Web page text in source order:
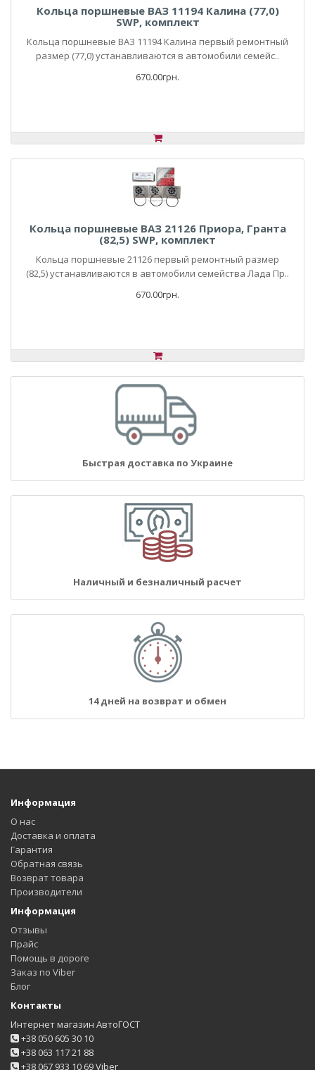
Кольца поршневые ВАЗ 11194 Калина (77,0)
SWP, комплект
Кольца поршневые ВАЗ 11194 Калина первый ремонтный
размер (77,0) устанавливаются в автомобили семейс..
670.00грн.
Кольца поршневые ВАЗ 21126 Приора, Гранта
(82,5) SWP, комплект
Кольца поршневые 21126 первый ремонтный размер
(82,5) устанавливаются в автомобили семейства Лада Пр..
670.00грн.
Быстрая доставка по Украине
Наличный и безналичный расчет
14 дней на возврат и обмен
Информация
О нас
Доставка и оплата
Гарантия
Обратная связь
Возврат товара
Производители
Информация
Отзывы
Прайс
Помощь в дороге
Заказ по Viber
Блог
Контакты
Интернет магазин АвтоГОСТ
+38 050 605 30 10
+38 063 117 21 88
+38 067 933 10 69 Viber